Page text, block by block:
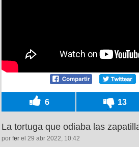
6 13
La tortuga que odiaba las
por fer el 29 abr 2022, 10:42